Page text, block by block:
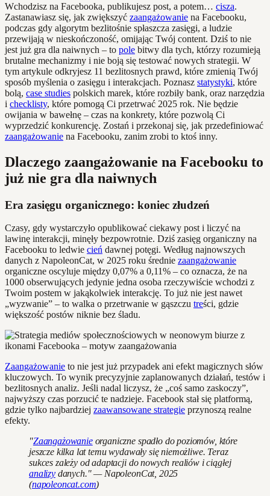
Wchodzisz na Facebooka, publikujesz post, a potem… cisza.
Zastanawiasz się, jak zwiększyć zaangażowanie na Facebooku,
podczas gdy algorytm bezlitośnie spłaszcza zasięgi, a ludzie
przewijają w nieskończoność, omijając Twój content. Dziś to nie
jest już gra dla naiwnych – to pole bitwy dla tych, którzy rozumieją
brutalne mechanizmy i nie boją się testować nowych strategii. W
tym artykule odkryjesz 11 bezlitosnych prawd, które zmienią Twój
sposób myślenia o zasięgu i interakcjach. Poznasz statystyki, które
bolą, case studies polskich marek, które rozbiły bank, oraz narzędzia
i checklisty, które pomogą Ci przetrwać 2025 rok. Nie będzie
owijania w bawełnę – czas na konkrety, które pozwolą Ci
wyprzedzić konkurencję. Zostań i przekonaj się, jak przedefiniować
zaangażowanie na Facebooku, zanim zrobi to ktoś inny.
Dlaczego zaangażowanie na Facebooku to
już nie gra dla naiwnych
Era zasięgu organicznego: koniec złudzeń
Czasy, gdy wystarczyło opublikować ciekawy post i liczyć na
lawinę interakcji, minęły bezpowrotnie. Dziś zasięg organiczny na
Facebooku to ledwie cień dawnej potęgi. Według najnowszych
danych z NapoleonCat, w 2025 roku średnie zaangażowanie
organiczne oscyluje między 0,07% a 0,11% – co oznacza, że na
1000 obserwujących jedynie jedna osoba rzeczywiście wchodzi z
Twoim postem w jakąkolwiek interakcję. To już nie jest nawet
„wyzwanie” – to walka o przetrwanie w gąszczu treści, gdzie
większość postów niknie bez śladu.
Zaangażowanie to nie jest już przypadek ani efekt magicznych słów
kluczowych. To wynik precyzyjnie zaplanowanych działań, testów i
bezlitosnych analiz. Jeśli nadal liczysz, że „coś samo zaskoczy”,
najwyższy czas porzucić te nadzieje. Facebook stał się platformą,
gdzie tylko najbardziej zaawansowane strategie przynoszą realne
efekty.
"Zaangażowanieorganiczne spadło do poziomów, które
jeszcze kilka lat temu wydawały się niemożliwe. Teraz
sukces zależy od adaptacji do nowych realiów i ciągłej
analizydanych." — NapoleonCat, 2025
(napoleoncat.com)